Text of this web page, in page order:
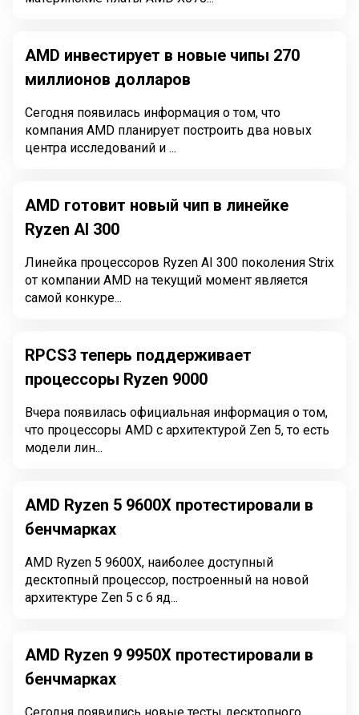
AMD инвестирует в новые чипы 270
миллионов долларов
Сегодня появилась информация о том, что
компания AMD планирует построить два новых
центра исследований и ...
AMD готовит новый чип в линейке
Ryzen AI 300
Линейка процессоров Ryzen AI 300 поколения Strix
от компании AMD на текущий момент является
самой конкуре...
RPCS3 теперь поддерживает
процессоры Ryzen 9000
Вчера появилась официальная информация о том,
что процессоры AMD с архитектурой Zen 5, то есть
модели лин...
AMD Ryzen 5 9600X протестировали в
бенчмарках
AMD Ryzen 5 9600X, наиболее доступный
десктопный процессор, построенный на новой
архитектуре Zen 5 с 6 яд...
AMD Ryzen 9 9950X протестировали в
бенчмарках